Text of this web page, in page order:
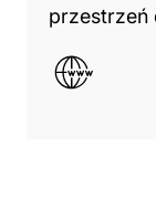
przestrzeń